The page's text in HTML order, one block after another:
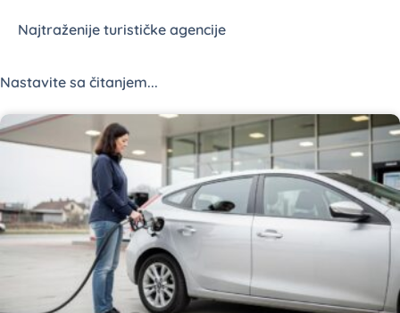
Najtraženije turističke agencije
Nastavite sa čitanjem...